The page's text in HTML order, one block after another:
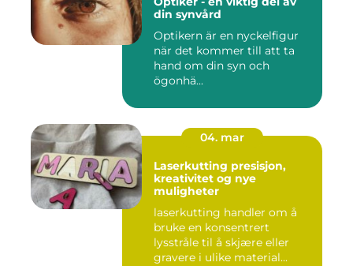
din synvård
Optikern är en nyckelfigur
när det kommer till att ta
hand om din syn och
ögonhä...
04. mar
Laserkutting presisjon,
kreativitet og nye
muligheter
laserkutting handler om å
bruke en konsentrert
lysstråle til å skjære eller
gravere i ulike material...